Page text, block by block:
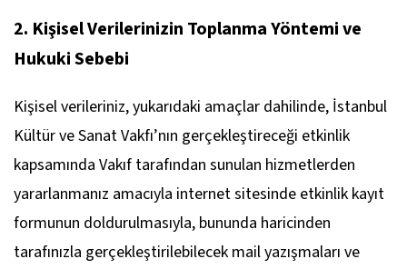
2. Kişisel Verilerinizin Toplanma Yöntemi ve
Hukuki Sebebi
Kişisel verileriniz, yukarıdaki amaçlar dahilinde, İstanbul
Kültür ve Sanat Vakfı’nın gerçekleştireceği etkinlik
kapsamında Vakıf tarafından sunulan hizmetlerden
yararlanmanız amacıyla internet sitesinde etkinlik kayıt
formunun doldurulmasıyla, bununda haricinden
tarafınızla gerçekleştirilebilecek mail yazışmaları ve